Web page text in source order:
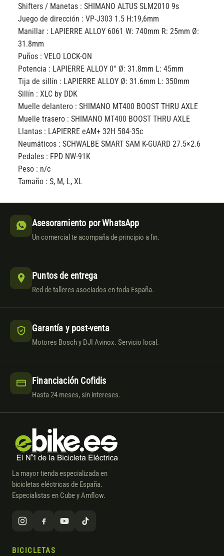
Shifters / Manetas :SHIMANO ALTUS SLM2010 9s
Juego de dirección :VP-J303 1.5 H:19,6mm
Manillar : LAPIERRE ALLOY 6061 W: 740mm R: 25mm Ø:
31.8mm
Puños :VELO LOCK-ON
Potencia : LAPIERRE ALLOY 0° Ø: 31.8mm L: 45mm
Tija de sillín : LAPIERRE ALLOY Ø: 31.6mm L: 350mm
Sillín :XLC by DDK
Muelle delantero :SHIMANO MT400 BOOST THRU AXLE
Muelle trasero :SHIMANO MT400 BOOST THRU AXLE
Llantas : LAPIERRE eAM+ 32H 584-35c
Neumáticos :SCHWALBE SMART SAM K-GUARD 27.5×2.6
Pedales : FPD NW-91K
Peso : n/c
Tamaño :S, M, L, XL
Asesoramiento por WhatsApp
Un comercial te acompaña de principio a fin.
Puntos de entrega
Red de talleres asociados en toda España.
Garantía y post-venta
Motores Bosch y DJI Avinox. Servicio local.
Financiación Cofidis
Hasta 24 meses, sin intereses.
La mayor tienda especializada en
bicicletas eléctricas de España.
Especialistas en Cube y Amflow.
BICICLETAS